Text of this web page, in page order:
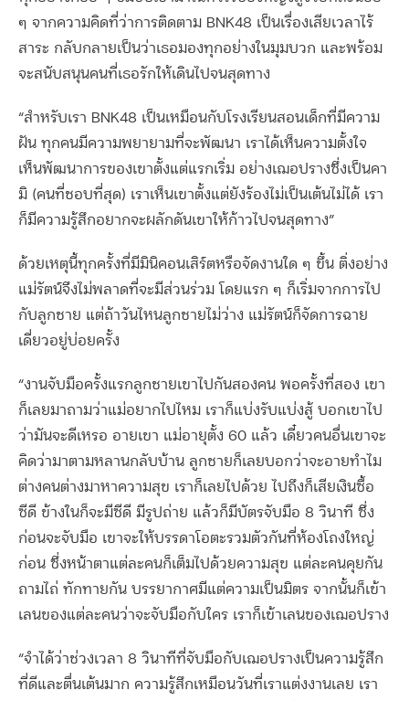
ๆ จากความคิดที่ว่าการติดตาม BNK48 เป็นเรื่องเสียเวลาไร้
สาระ กลับกลายเป็นว่าเธอมองทุกอย่างในมุมบวก และพร้อม
จะสนับสนุนคนที่เธอรักให้เดินไปจนสุดทาง
“สำหรับเรา BNK48 เป็นเหมือนกับโรงเรียนสอนเด็กที่มีความ
ฝัน ทุกคนมีความพยายามที่จะพัฒนา เราได้เห็นความตั้งใจ
เห็นพัฒนาการของเขาตั้งแต่แรกเริ่ม อย่างเฌอปรางซึ่งเป็นคา
มิ (คนที่ชอบที่สุด) เราเห็นเขาตั้งแต่ยังร้องไม่เป็นเต้นไม่ได้ เรา
ก็มีความรู้สึกอยากจะผลักดันเขาให้ก้าวไปจนสุดทาง”
ด้วยเหตุนี้ทุกครั้งที่มีมินิคอนเสิร์ตหรือจัดงานใด ๆ ขึ้น ติ่งอย่าง
แม่รัตน์จึงไม่พลาดที่จะมีส่วนร่วม โดยแรก ๆ ก็เริ่มจากการไป
กับลูกชาย แต่ถ้าวันไหนลูกชายไม่ว่าง แม่รัตน์ก็จัดการฉาย
เดี่ยวอยู่บ่อยครั้ง
“งานจับมือครั้งแรกลูกชายเขาไปกันสองคน พอครั้งที่สอง เขา
ก็เลยมาถามว่าแม่อยากไปไหม เราก็แบ่งรับแบ่งสู้ บอกเขาไป
ว่ามันจะดีเหรอ อายเขา แม่อายุตั้ง 60 แล้ว เดี๋ยวคนอื่นเขาจะ
คิดว่ามาตามหลานกลับบ้าน ลูกชายก็เลยบอกว่าจะอายทำไม
ต่างคนต่างมาหาความสุข เราก็เลยไปด้วย ไปถึงก็เสียเงินซื้อ
ซีดี ข้างในก็จะมีซีดี มีรูปถ่าย แล้วก็มีบัตรจับมือ 8 วินาที ซึ่ง
ก่อนจะจับมือ เขาจะให้บรรดาโอตะรวมตัวกันที่ห้องโถงใหญ่
ก่อน ซึ่งหน้าตาแต่ละคนก็เต็มไปด้วยความสุข แต่ละคนคุยกัน
ถามไถ่ ทักทายกัน บรรยากาศมีแต่ความเป็นมิตร จากนั้นก็เข้า
เลนของแต่ละคนว่าจะจับมือกับใคร เราก็เข้าเลนของเฌอปราง
“จำได้ว่าช่วงเวลา 8 วินาทีที่จับมือกับเฌอปรางเป็นความรู้สึก
ที่ดีและตื่นเต้นมาก ความรู้สึกเหมือนวันที่เราแต่งงานเลย เรา